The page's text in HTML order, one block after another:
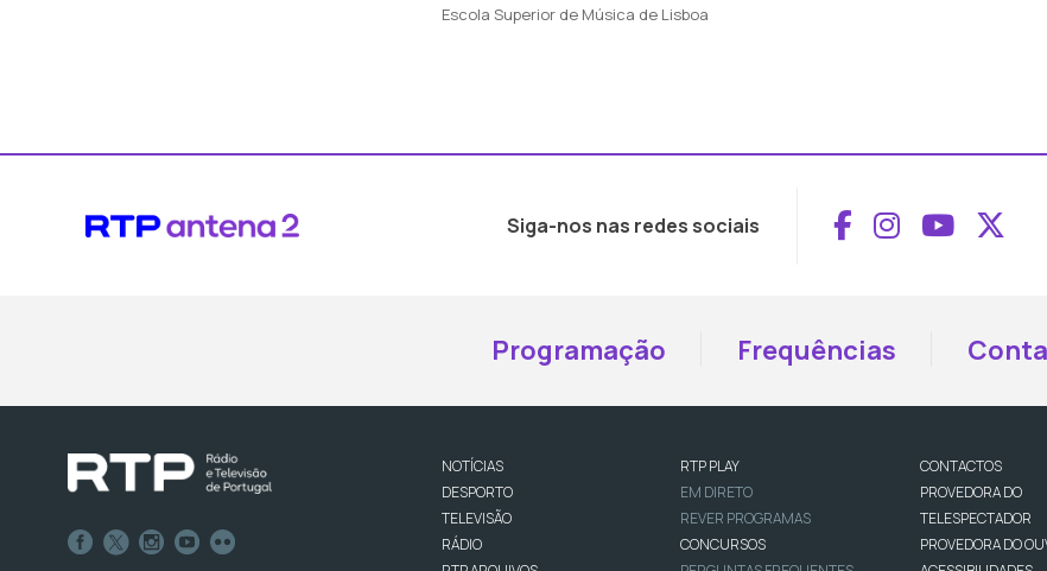
Escola Superior de Música de Lisboa
Siga-nos nas redes sociais Aceder ao
Aceder ao
Programação Frequências
NOTÍCIAS
DESPORTO
TELEVISÃO
RÁDIO
RTP PLAY
EM DIRETO
REVER PROGRAMAS
CONCURSOS
CONTACTOS
PROVEDORA DO
TELESPECTADOR
PROVEDORA DO